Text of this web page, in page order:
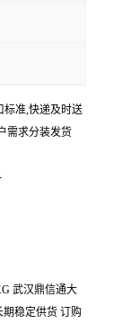
标准,快递及时送
需求分装发货
武汉鼎信通大
期稳定供货 订购